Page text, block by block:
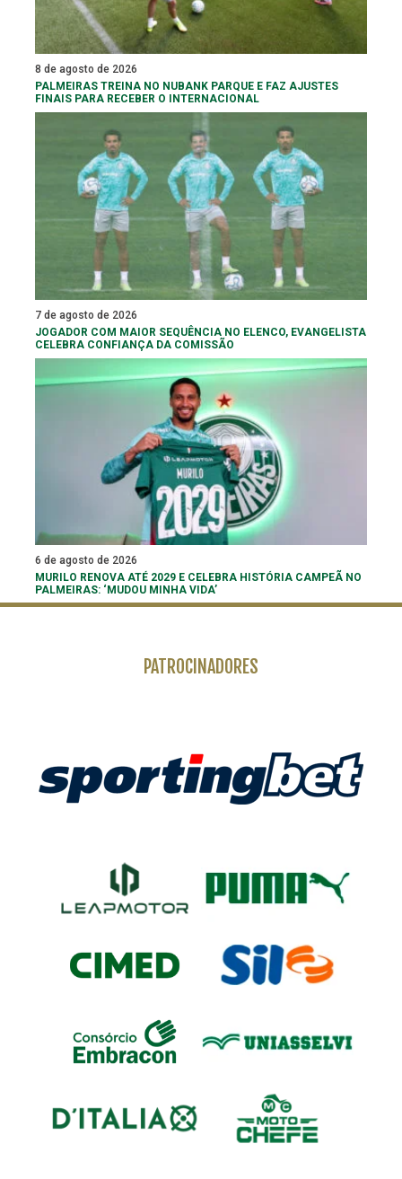
8 de agosto de 2026
PALMEIRAS TREINA NO NUBANK PARQUE E FAZ AJUSTES
FINAIS PARA RECEBER O INTERNACIONAL
7 de agosto de 2026
JOGADOR COM MAIOR SEQUÊNCIA NO ELENCO, EVANGELISTA
CELEBRA CONFIANÇA DA COMISSÃO
6 de agosto de 2026
MURILO RENOVA ATÉ 2029 E CELEBRA HISTÓRIA CAMPEÃ NO
PALMEIRAS: ‘MUDOU MINHA VIDA’
PATROCINADORES